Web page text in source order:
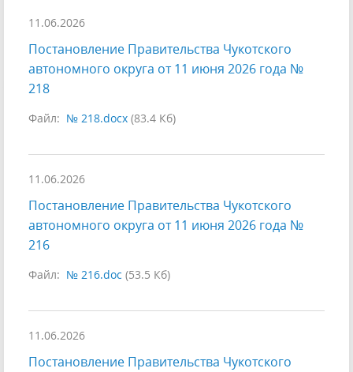
11.06.2026
Постановление Правительства Чукотского
автономного округа от 11 июня 2026 года №
218
Файл: № 218.docx (83.4 Кб)
11.06.2026
Постановление Правительства Чукотского
автономного округа от 11 июня 2026 года №
216
Файл: № 216.doc (53.5 Кб)
11.06.2026
Постановление Правительства Чукотского